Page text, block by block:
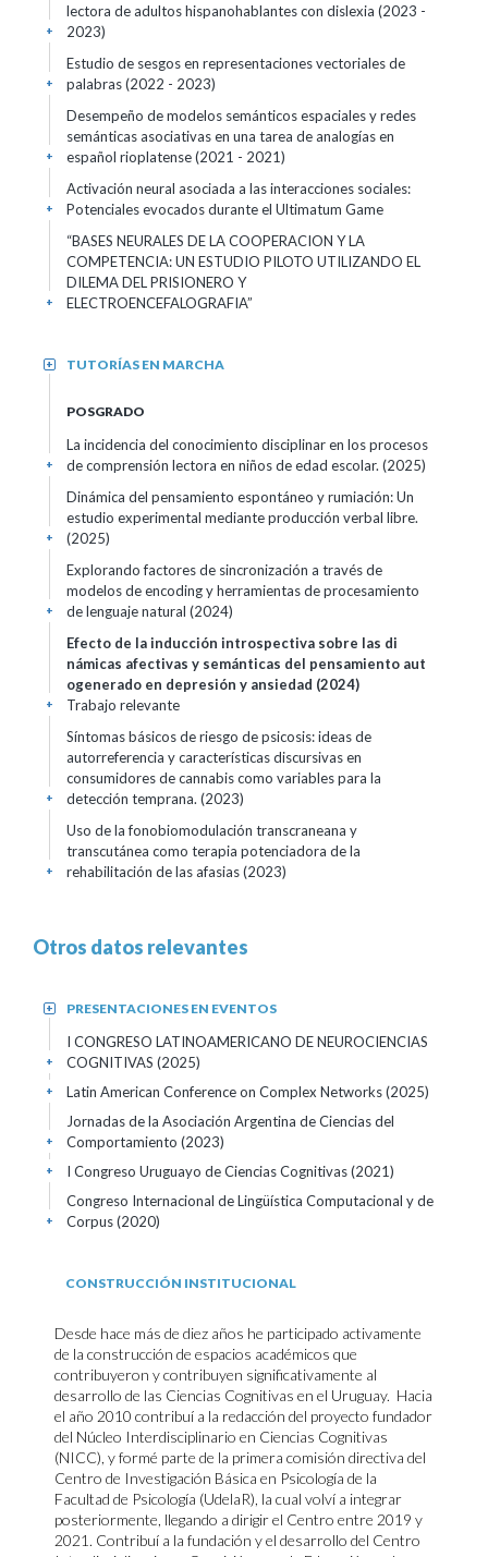
lectora de adultos hispanohablantes con dislexia (2023 -
2023)
+
Estudio de sesgos en representaciones vectoriales de
palabras(2022 - 2023)
+
Desempeño de modelos semánticos espaciales y redes
semánticas asociativas en una tarea de analogías en
español rioplatense(2021 - 2021)
+
Activación neural asociada a las interacciones sociales:
Potenciales evocados durante el Ultimatum Game
+
“BASES NEURALES DE LA COOPERACION Y LA
COMPETENCIA: UN ESTUDIO PILOTO UTILIZANDO EL
DILEMA DEL PRISIONERO Y
ELECTROENCEFALOGRAFIA”
+
TUTORÍAS EN MARCHA
+
POSGRADO
La incidencia del conocimiento disciplinar en los procesos
de comprensión lectora en niños de edad escolar. (2025)
+
Dinámica del pensamiento espontáneo y rumiación: Un
estudio experimental mediante producción verbal libre.
(2025)
+
Explorando factores de sincronización a través de
modelos de encoding y herramientas de procesamiento
de lenguaje natural (2024)
+
Efecto de la inducción introspectiva sobre las di
námicas afectivas y semánticas del pensamiento aut
ogenerado en depresión y ansiedad (2024)
Trabajo relevante
+
Síntomas básicos de riesgo de psicosis: ideas de
autorreferencia y características discursivas en
consumidores de cannabis como variables para la
detección temprana. (2023)
+
Uso de la fonobiomodulación transcraneana y
transcutánea como terapia potenciadora de la
rehabilitación de las afasias(2023)
+
Otros datos relevantes
PRESENTACIONES EN EVENTOS
+
I CONGRESO LATINOAMERICANO DE NEUROCIENCIAS
COGNITIVAS (2025)
+
Latin American Conference on Complex Networks(2025)
+
Jornadas de la Asociación Argentina de Ciencias del
Comportamiento (2023)
+
I Congreso Uruguayo de Ciencias Cognitivas(2021)
+
Congreso Internacional de Lingüística Computacional y de
Corpus(2020)
+
CONSTRUCCIÓN INSTITUCIONAL
Desde hace más de diez años he participado activamente
de la construcción de espacios académicos que
contribuyeron y contribuyen significativamente al
desarrollo de las Ciencias Cognitivas en el Uruguay. Hacia
el año 2010 contribuí a la redacción del proyecto fundador
del Núcleo Interdisciplinario en Ciencias Cognitivas
(NICC), y formé parte de la primera comisión directiva del
Centro de Investigación Básica en Psicología de la
Facultad de Psicología (UdelaR), la cual volví a integrar
posteriormente, llegando a dirigir el Centro entre 2019 y
2021. Contribuí a la fundación y el desarrollo del Centro